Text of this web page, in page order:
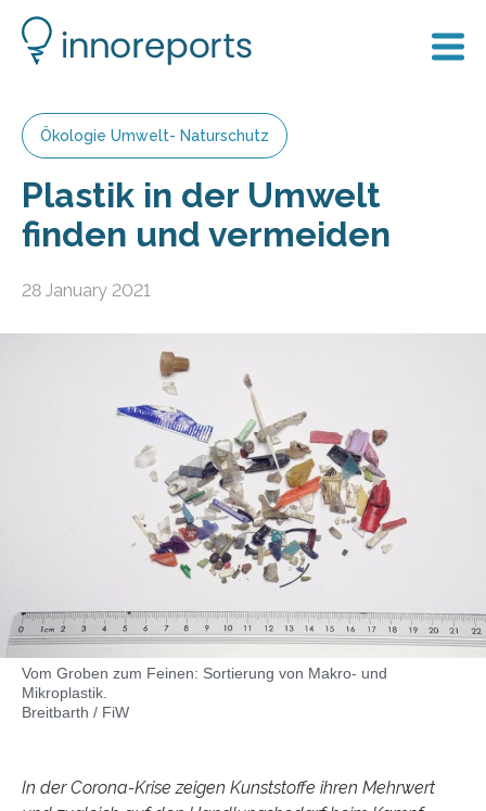
Ökologie Umwelt- Naturschutz
Plastik in der Umwelt
finden und vermeiden
28 January 2021
Vom Groben zum Feinen: Sortierung von Makro- und
Mikroplastik.
Breitbarth / FiW
In der Corona-Krise zeigen Kunststoffe ihren Mehrwert